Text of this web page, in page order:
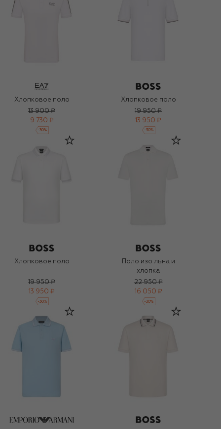
Хлопковое поло
13 900 ₽
9 730 ₽
-30%
Хлопковое поло
19 950 ₽
13 950 ₽
-30%
Хлопковое поло
19 950 ₽
13 950 ₽
-30%
Поло изо льна и
хлопка
22 950 ₽
16 050 ₽
-30%